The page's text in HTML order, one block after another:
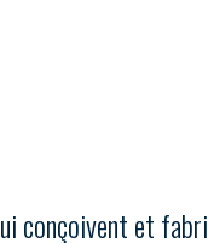
conçoivent et